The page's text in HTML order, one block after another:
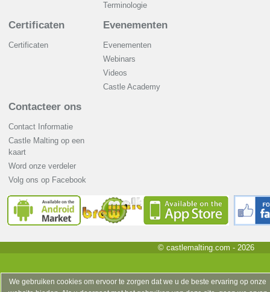
Terminologie
Certificaten
Certificaten
Evenementen
Evenementen
Webinars
Videos
Castle Academy
Contacteer ons
Contact Informatie
Castle Malting op een
kaart
Word onze verdeler
Volg ons op Facebook
© castlemalting.com - 2026
We gebruiken cookies om ervoor te zorgen dat we u de beste ervaring op onze